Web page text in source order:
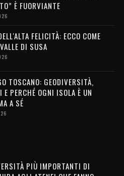
È FUORVIANTE
FELICITÀ: ECCO COME
DI SUSA
TOSCANO: GEODIVERSITÀ,
E PERCHÉ OGNI ISOLA È UN
A SÉ
PIÙ IMPORTANTI DI